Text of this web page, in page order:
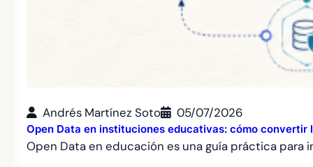
Andrés Martínez Soto 05/07/2026
Open Data en instituciones educativas: cómo
Open Data en educación es una guía práctica para